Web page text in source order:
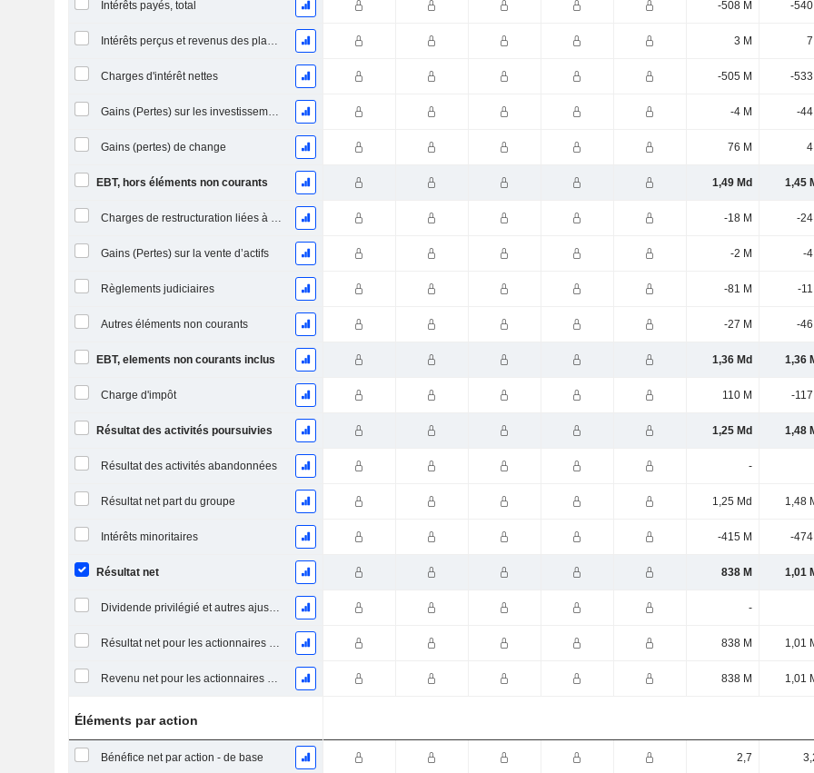
Intérêts payés, total -508 M -540
Intérêts perçus et revenus des placements 3 M 7
Charges d'intérêt nettes -505 M -533
Gains (Pertes) sur les investissements en actions -4 M -44
Gains (pertes) de change 76 M 4
EBT, hors éléments non courants 1,49 Md 1,45
Charges de restructuration liées à l’intégration d’une nouvelle activité (Fusions, Acquisitions) -18 M -24
Gains (Pertes) sur la vente d’actifs -2 M -4
Règlements judiciaires -81 M -11
Autres éléments non courants -27 M -46
EBT, elements non courants inclus 1,36 Md 1,36
Charge d'impôt 110 M -117
Résultat des activités poursuivies 1,25 Md 1,48
Résultat des activités abandonnées -
Résultat net part du groupe 1,25 Md 1,48
Intérêts minoritaires -415 M -474
Résultat net 838 M 1,01
Dividende privilégié et autres ajustements -
Résultat net pour les actionnaires ordinaires, éléments exceptionnels inclus. 838 M 1,01
Revenu net pour les actionnaires ordinaires, hors éléments exceptionnelsRésultat net pour les actionnaires ordinaires, éléments exceptionnels exclus. 838 M 1,01
Éléments par action
Bénéfice net par action - de base 2,7